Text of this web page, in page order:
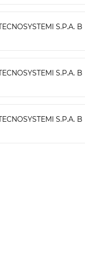
S.P.A. B
S.P.A. B
S.P.A. B